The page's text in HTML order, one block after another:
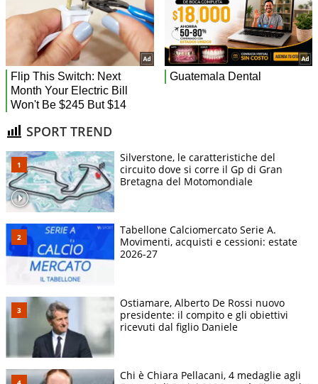
SPORT TREND
Silverstone, le caratteristiche del
circuito dove si corre il Gp di Gran
Bretagna del Motomondiale
Tabellone Calciomercato Serie A.
Movimenti, acquisti e cessioni: estate
2026-27
Ostiamare, Alberto De Rossi nuovo
presidente: il compito e gli obiettivi
ricevuti dal figlio Daniele
Chi è Chiara Pellacani, 4 medaglie agli